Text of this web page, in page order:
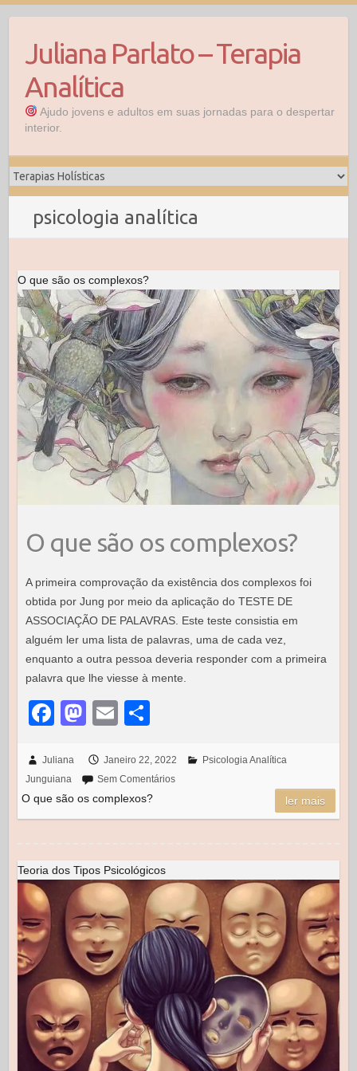
Juliana Parlato – Terapia
Analítica
Ajudo jovens e adultos em suas jornadas para o despertar
interior.
psicologia analítica
O que são os complexos?
O que são os complexos?
A primeira comprovação da existência dos complexos foi
obtida por Jung por meio da aplicação do TESTE DE
ASSOCIAÇÃO DE PALAVRAS. Este teste consistia em
alguém ler uma lista de palavras, uma de cada vez,
enquanto a outra pessoa deveria responder com a primeira
palavra que lhe viesse à mente.
F
c
e
b
o
M
st
o
d
n
E
ail ar
e
Juliana Janeiro 22, 2022
Psicologia Analítica
Junguiana
Sem Comentários
O que são os complexos? ler mais
Teoria dos Tipos Psicológicos